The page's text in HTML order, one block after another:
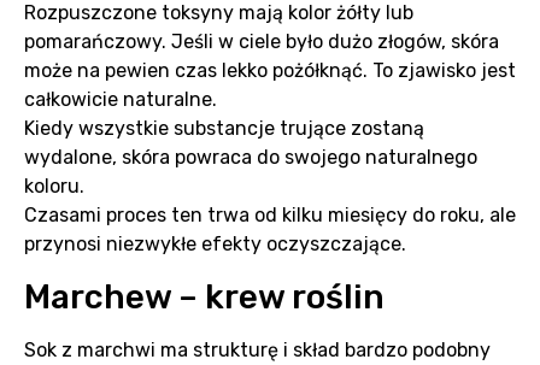
Rozpuszczone toksyny mają kolor żółty lub
pomarańczowy. Jeśli w ciele było dużo złogów, skóra
może na pewien czas lekko pożółknąć. To zjawisko jest
całkowicie naturalne.
Kiedy wszystkie substancje trujące zostaną
wydalone, skóra powraca do swojego naturalnego
koloru.
Czasami proces ten trwa od kilku miesięcy do roku, ale
przynosi niezwykłe efekty oczyszczające.
Marchew – krew roślin
Sok z marchwi ma strukturę i skład bardzo podobny